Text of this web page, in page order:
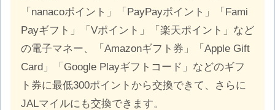
「nanacoポイント」「PayPayポイント」「Fami
Payギフト」「Vポイント」「楽天ポイント」など
の電子マネー、「Amazonギフト券」「Apple Gift
Card」「Google Playギフトコード」などのギフ
ト券に最低300ポイントから交換できて、さらに
JALマイルにも交換できます。